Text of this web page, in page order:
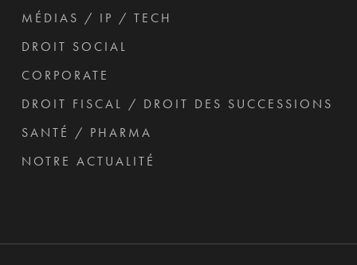
MÉDIAS / IP / TECH
DROIT SOCIAL
CORPORATE
DROIT FISCAL / DROIT DES SUCCESSIONS
SANTÉ / PHARMA
NOTRE ACTUALITÉ